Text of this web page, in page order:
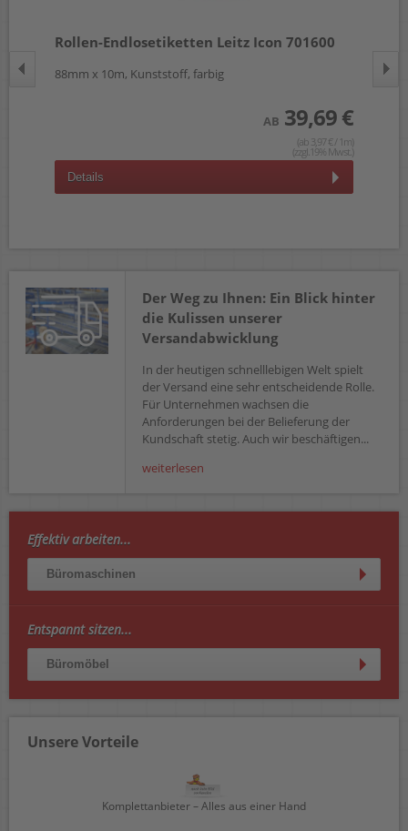
Rollen-Endlosetiketten Leitz Icon 701600
88mm x 10m, Kunststoff, farbig
AB 39,69 €
(ab 3,97 € / 1m)
(zzgl.19% Mwst.)
Details
Der Weg zu Ihnen: Ein Blick hinter
die Kulissen unserer
Versandabwicklung
In der heutigen schnelllebigen Welt spielt
der Versand eine sehr entscheidende Rolle.
Für Unternehmen wachsen die
Anforderungen bei der Belieferung der
Kundschaft stetig. Auch wir beschäftigen...
weiterlesen
Effektiv arbeiten...
Büromaschinen
Entspannt sitzen...
Büromöbel
Unsere Vorteile
Komplettanbieter – Alles aus einer Hand